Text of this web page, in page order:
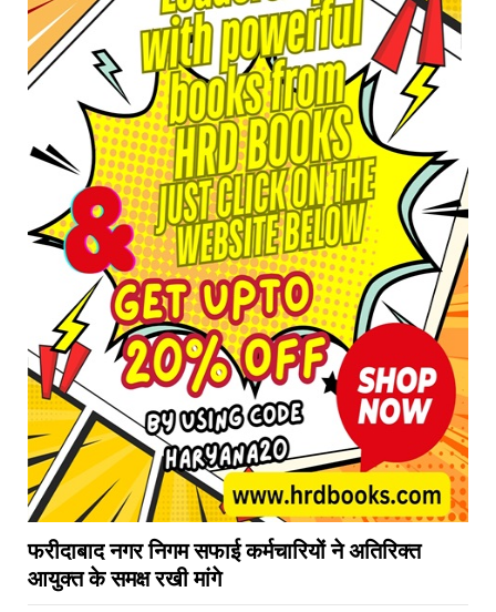
फरीदाबाद नगर निगम सफाई कर्मचारियों ने अतिरिक्त
आयुक्त के समक्ष रखी मांगे